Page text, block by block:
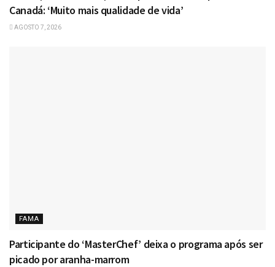
Canadá: ‘Muito mais qualidade de vida’
AGOSTO 7, 2026
FAMA
Participante do ‘MasterChef’ deixa o programa após ser
picado por aranha-marrom